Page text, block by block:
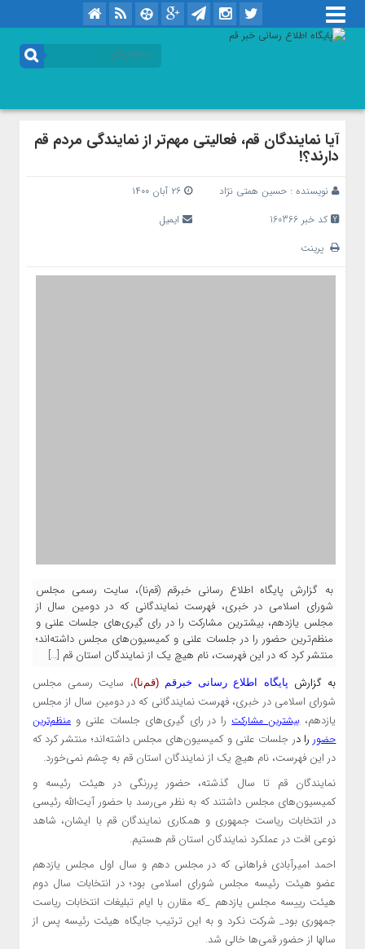
آیا نمایندگان قم، فعالیتی مهم‌تر از نمایندگی مردم قم
دارند؟!
نویسنده : حسین همتی نژاد
۲۶ آبان ۱۴۰۰
کد خبر 160366
ایمیل
پرینت
به گزارش پایگاه اطلاع رسانی خبرقم (قم‌نا)، سایت رسمی مجلس
شورای اسلامی در خبری، فهرست نمایندگانی که در دومین سال از
مجلس یازدهم، بیشترین مشارکت را در رای گیری‌های جلسات علنی و
منظم‌ترین حضور را در جلسات علنی و کمیسیون‌های مجلس داشته‌اند؛
منتشر کرد که در این فهرست، نام هیچ یک از نمایندگان استان قم […]
به گزارش پایگاه اطلاع رسانی خبرقم (قم‌نا)
، سایت رسمی مجلس
شورای اسلامی در خبری، فهرست نمایندگانی که در دومین سال از مجلس
یازدهم،بیشترین مشارکترا در رای گیری‌های جلسات علنی ومنظم‌ترین
حضور را در جلسات علنی و کمیسیون‌های مجلس داشته‌اند؛ منتشر کرد که
در این فهرست، نام هیچ یک از نمایندگان استان قم به چشم نمی‌خورد.
نمایندگان قم تا سال گذشته، حضور پررنگی در هیئت رئیسه و
کمیسیون‌های مجلس داشتند که به نظر می‌رسد با حضور آیت‌الله رئیسی
در انتخابات ریاست جمهوری و همکاری نمایندگان قم با ایشان، شاهد
نوعی افت در عملکرد نمایندگان استان قم هستیم.
احمد امیرآبادی فراهانی که در مجلس دهم و سال اول مجلس یازدهم
عضو هیئت رئیسه مجلس شورای اسلامی بود؛ در انتخابات سال دوم
هیئت رییسه مجلس یازدهم _که مقارن با ایام تبلیغات انتخابات ریاست
جمهوری بود_ شرکت نکرد و به این ترتیب جایگاه هیئت رئیسه پس از
سالها از حضور قمی‌ها خالی شد.